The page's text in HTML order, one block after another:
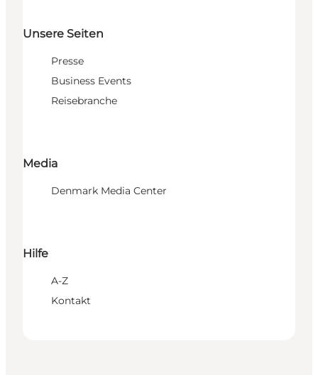
Unsere Seiten
Presse
Business Events
Reisebranche
Media
Denmark Media Center
Hilfe
A-Z
Kontakt